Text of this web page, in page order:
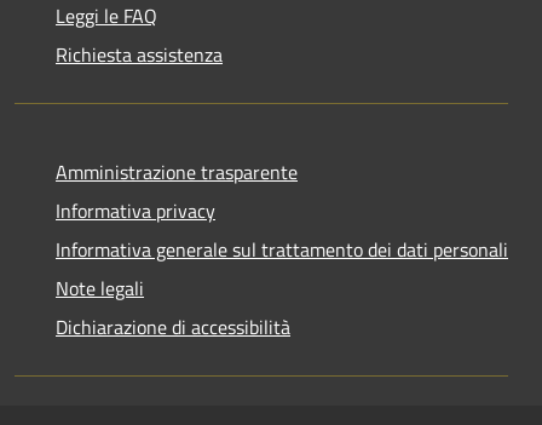
Leggi le FAQ
Richiesta assistenza
Amministrazione trasparente
Informativa privacy
Informativa generale sul trattamento dei dati personali
Note legali
Dichiarazione di accessibilità